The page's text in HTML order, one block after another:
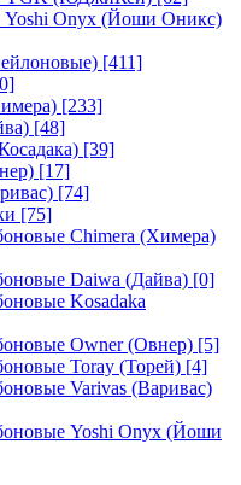
Onyx (Йоши Оникс)
[411]
[233]
[48]
[39]
[17]
[74]
[75]
Chimera (Химера)
Daiwa (Дайва) [0]
Kosadaka
Owner (Овнер) [5]
Toray (Торей) [4]
Varivas (Варивас)
Yoshi Onyx (Йоши